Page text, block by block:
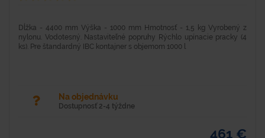
Dĺžka - 4400 mm Výška - 1000 mm Hmotnosť - 1,5 kg Vyrobený z
nylonu. Vodotesný. Nastaviteľné popruhy Rýchlo upínacie pracky (4
ks). Pre štandardný IBC kontajner s objemom 1000 l
Na objednávku
Dostupnosť 2-4 týždne
461 €